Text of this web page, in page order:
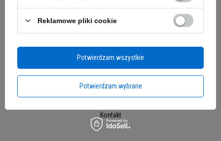
Moje zamówienie
Chcę zareklamować produkt
Chcę zwrócić produkt
Kontakt
Reklamowe pliki cookie
Potwierdzam wybrane
Potwierdzam wszystkie